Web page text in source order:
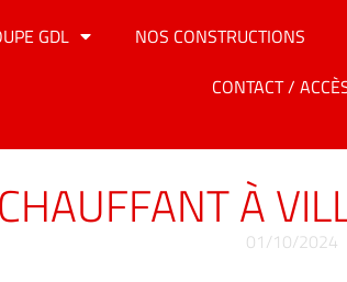
GDL NOS CONSTRUCTIONS
CONTACT /
À
01/10/2024